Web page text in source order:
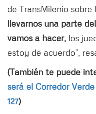
de TransMilenio sobre
llevarnos una parte
vamos a hacer, los
estoy de acuerdo”,
(También te puede
será el Corredor
127)